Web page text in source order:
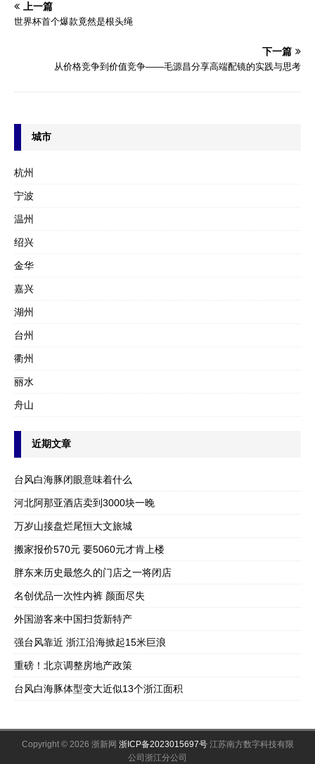
上一篇
世界杯首个爆款竟然是根头绳
下一篇
从价格竞争到价值竞争——毛源昌分享高端配镜的实践与思考
城市
杭州
宁波
温州
绍兴
金华
嘉兴
湖州
台州
衢州
丽水
舟山
近期文章
台风白海豚闭眼意味着什么
河北阿那亚酒店卖到3000块一晚
万岁山接盘烂尾恒大文旅城
搬家报价570元 要5060元才肯上楼
胖东来历史最悠久的门店之一将闭店
名创优品一次性内裤 颜面尽失
外国游客来中国扫货新特产
强台风靠近 浙江沿海掀起15米巨浪
重磅！北京调整房地产政策
台风白海豚体型变大近似13个浙江面积
Copyright © 2026 浙新网 浙ICP备2023015697号江苏南方数字科技有限
公司浙江分公司